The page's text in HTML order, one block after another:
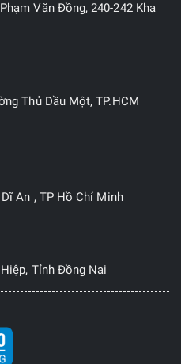
Văn Đồng, 240-242 Kha
Thủ Dầu Một, TP.HCM
An , TP Hồ Chí Minh
Tỉnh Đồng Nai